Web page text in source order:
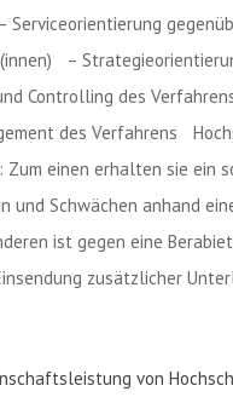
Serviceorientierung
–
Controlling des
des Verfahrens
einen erhalten sie ein
und Schwächen anhand
ist gegen eine
zusätzlicher
von